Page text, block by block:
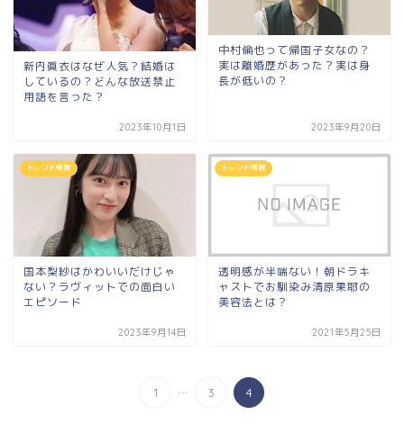
新内眞衣はなぜ人気？結婚は
しているの？どんな放送禁止
用語を言った？
2023年10月1日
中村倫也って帰国子女なの？
実は離婚歴があった？実は身
長が低いの？
2023年9月20日
トレンド情報
国本梨紗はかわいいだけじゃ
ない？ラヴィットでの面白い
エピソード
2023年9月14日
トレンド情報
透明感が半端ない！朝ドラキ
ャストでお馴染み清原果耶の
美容法とは？
2021年5月25日
1 ... 3 4